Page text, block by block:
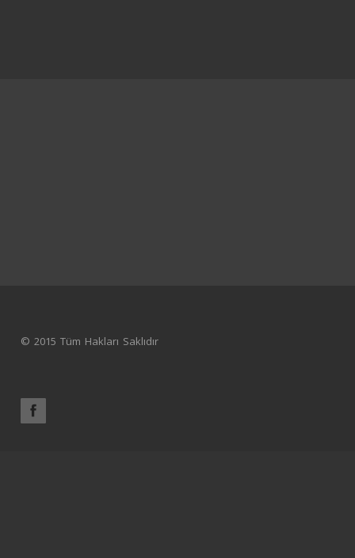
© 2015 Tüm Hakları Saklıdır